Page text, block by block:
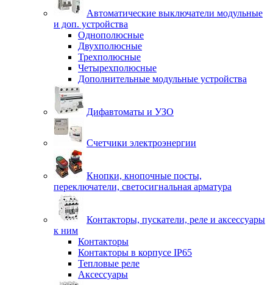
Автоматические выключатели модульные
и доп. устройства
Однополюсные
Двухполюсные
Трехполюсные
Четырехполюсные
Дополнительные модульные устройства
Дифавтоматы и УЗО
Счетчики электроэнергии
Кнопки, кнопочные посты,
переключатели, светосигнальная арматура
Контакторы, пускатели, реле и аксессуары
к ним
Контакторы
Контакторы в корпусе IP65
Тепловые реле
Аксессуары